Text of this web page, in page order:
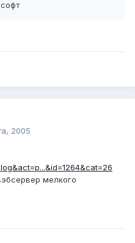
2005
мелкого